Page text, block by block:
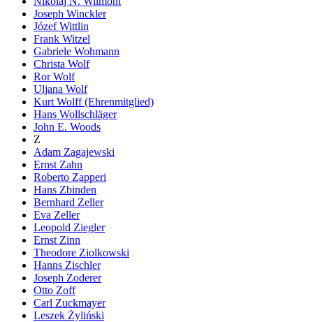
Joseph Winckler
Józef Wittlin
Frank Witzel
Gabriele Wohmann
Christa Wolf
Ror Wolf
Uljana Wolf
Kurt Wolff (Ehrenmitglied)
Hans Wollschläger
John E. Woods
Z
Adam Zagajewski
Ernst Zahn
Roberto Zapperi
Hans Zbinden
Bernhard Zeller
Eva Zeller
Leopold Ziegler
Ernst Zinn
Theodore Ziolkowski
Hanns Zischler
Joseph Zoderer
Otto Zoff
Carl Zuckmayer
Leszek Żyliński